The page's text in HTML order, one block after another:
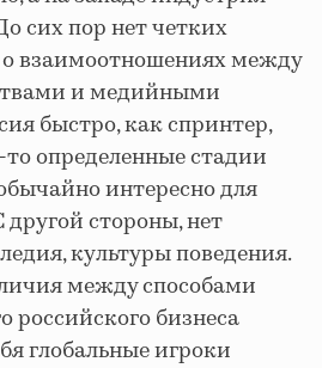
сих пор нет четких
взаимоотношениях между
и медийными
быстро, как спринтер,
определенные стадии
интересно для
стороны, нет
культуры поведения.
между способами
российского бизнеса
глобальные игроки